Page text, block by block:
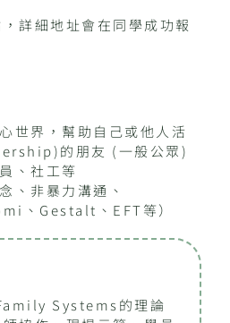
詳細地址會在同學成功報
世界，幫助自己或他人活
的朋友 (一般公眾)
、社工等
、非暴力溝通、
、Gestalt、EFT等）
Systems的理論